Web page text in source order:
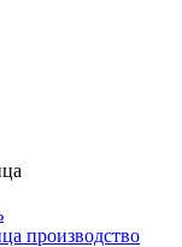
производство